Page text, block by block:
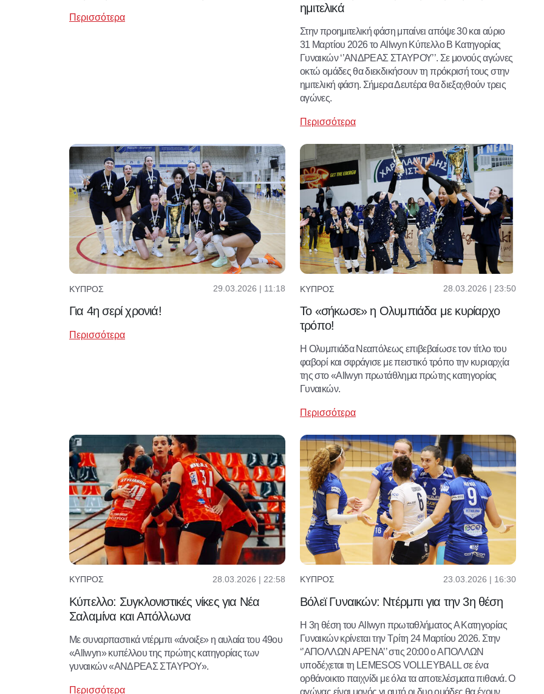
Περισσότερα
ημιτελικά
Στην προημιτελική φάση μπαίνει απόψε 30 και αύριο
31 Μαρτίου 2026 το Allwyn Κύπελλο Β Κατηγορίας
Γυναικών ‘’ΑΝΔΡΕΑΣ ΣΤΑΥΡΟΥ’’. Σε μονούς αγώνες
οκτώ ομάδες θα διεκδικήσουν τη πρόκρισή τους στην
ημιτελική φάση. Σήμερα Δευτέρα θα διεξαχθούν τρεις
αγώνες.
Περισσότερα
ΚΎΠΡΟΣ 29.03.2026 | 11:18
Για 4η σερί χρονιά!
Περισσότερα
ΚΎΠΡΟΣ 28.03.2026 | 23:50
Το «σήκωσε» η Ολυμπιάδα με κυρίαρχο
τρόπο!
Η Ολυμπιάδα Νεαπόλεως επιβεβαίωσε τον τίτλο του
φαβορί και σφράγισε με πειστικό τρόπο την κυριαρχία
της στο «Allwyn πρωτάθλημα πρώτης κατηγορίας
Γυναικών.
Περισσότερα
ΚΎΠΡΟΣ 28.03.2026 | 22:58
Κύπελλο: Συγκλονιστικές νίκες για Νέα
Σαλαμίνα και Απόλλωνα
Με συναρπαστικά ντέρμπι «άνοιξε» η αυλαία του 49ου
«Allwyn» κυπέλλου της πρώτης κατηγορίας των
γυναικών «ΑΝΔΡΕΑΣ ΣΤΑΥΡΟΥ».
Περισσότερα
ΚΎΠΡΟΣ 23.03.2026 | 16:30
Βόλεϊ Γυναικών: Ντέρμπι για την 3η θέση
Η 3η θέση του Allwyn πρωταθλήματος Α Κατηγορίας
Γυναικών κρίνεται την Τρίτη 24 Μαρτίου 2026. Στην
‘’ΑΠΟΛΛΩΝ ΑΡΕΝΑ’’ στις 20:00 ο ΑΠΟΛΛΩΝ
υποδέχεται τη LEMESOS VOLLEYBALL σε ένα
ορθάνοικτο παιχνίδι με όλα τα αποτελέσματα πιθανά. Ο
αγώνας είναι μονός γι αυτό οι δυο ομάδες θα έχουν